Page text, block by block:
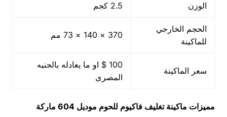
الوزن 2.5 كجم
الحجم الخارجي
للماكينة
370 × 140 × 73 مم
سعر الماكينة
100 $ او ما يعادله بالجنيه
المصرى
مميزات ماكينة تغليف فاكيوم للحوم موديل 604
ماركة